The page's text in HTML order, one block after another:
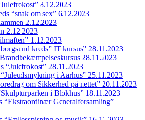
8.12.2023
“snak om sex” 6.12.2023
2.12.2023
2.12.2023
1.12.2023
kreds” IT kursus” 28.11.2023
28.11.2023
“Julefrokost” 28.11.2023
i Aarhus” 25.11.2023
om Sikkerhed på nettet” 20.11.2023
i Blokhus” 18.11.2023
“Ekstraordinær Generalforsamling”